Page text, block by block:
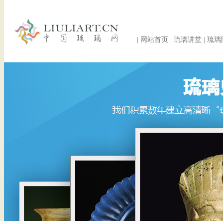
网站首页 琉璃讲堂 琉璃